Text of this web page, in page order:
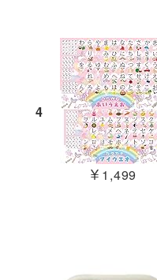
4
￥1,499